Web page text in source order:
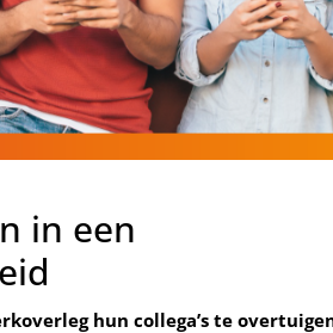
in een
hun collega’s te